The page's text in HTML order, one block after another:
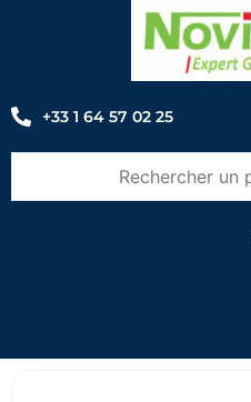
+33 1 64 57 02 25